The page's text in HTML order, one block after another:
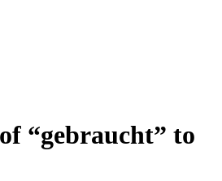
“gebraucht” to